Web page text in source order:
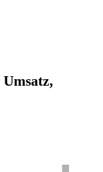
Umsatz,